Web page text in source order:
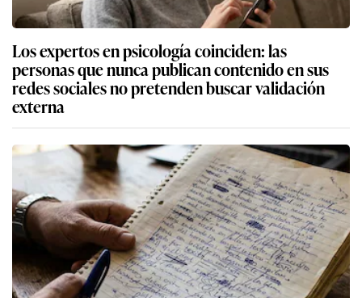
Los expertos en psicología coinciden: las
personas que nunca publican contenido en sus
redes sociales no pretenden buscar validación
externa